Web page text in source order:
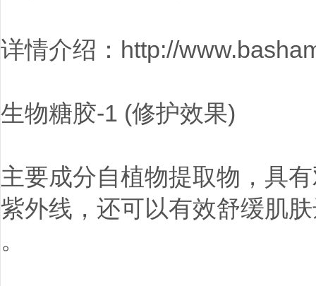
详情介绍：http://
生物糖胶-1 (修护效果)
主要成分自植物提取物，具
紫外线，还可以有效舒缓肌
。